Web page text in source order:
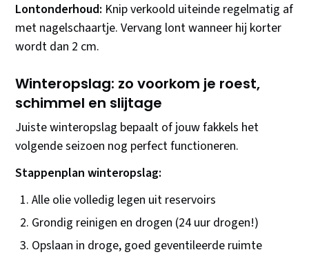
Lontonderhoud: Knip verkoold uiteinde regelmatig af
met nagelschaartje. Vervang lont wanneer hij korter
wordt dan 2 cm.
Winteropslag: zo voorkom je roest,
schimmel en slijtage
Juiste winteropslag bepaalt of jouw fakkels het
volgende seizoen nog perfect functioneren.
Stappenplan winteropslag:
Alle olie volledig legen uit reservoirs
Grondig reinigen en drogen (24 uur drogen!)
Opslaan in droge, goed geventileerde ruimte